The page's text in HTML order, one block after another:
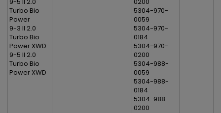
Turbo Bio
Power
9-3 II 2.0
Turbo Bio
Power XWD
9-5 II 2.0
Turbo Bio
Power XWD
5304-970-
0059
5304-970-
0184
5304-970-
0200
5304-988-
0059
5304-988-
0184
5304-988-
0200